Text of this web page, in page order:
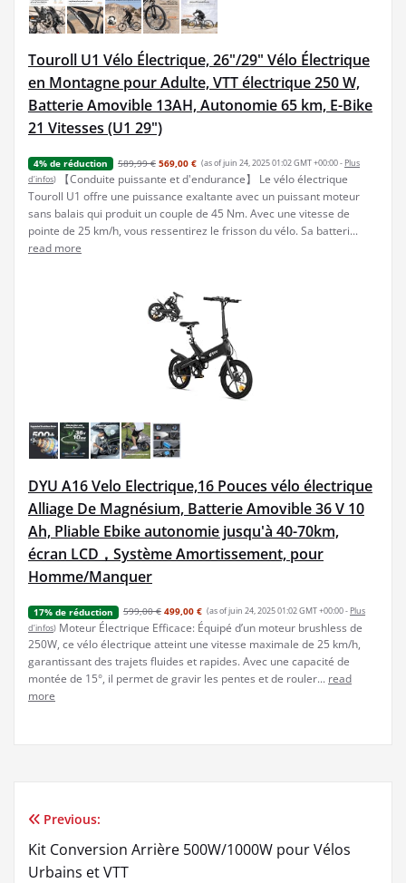
Touroll U1 Vélo Électrique, 26"/29" Vélo Électrique
en Montagne pour Adulte, VTT électrique 250 W,
Batterie Amovible 13AH, Autonomie 65 km, E-Bike
21 Vitesses (U1 29")
4% de réduction 589,99 € 569,00 € (as of juin 24, 2025 01:02 GMT +00:00 - Plus
d’infos)
【Conduite puissante et d'endurance】 Le vélo électrique
Touroll U1 offre une puissance exaltante avec un puissant moteur
sans balais qui produit un couple de 45 Nm. Avec une vitesse de
pointe de 25 km/h, vous ressentirez le frisson du vélo. Sa batteri...
read more
DYU A16 Velo Electrique,16 Pouces vélo électrique
Alliage De Magnésium, Batterie Amovible 36 V 10
Ah, Pliable Ebike autonomie jusqu'à 40-70km,
écran LCD，Système Amortissement, pour
Homme/Manquer
17% de réduction 599,00 € 499,00 € (as of juin 24, 2025 01:02 GMT +00:00 - Plus
d’infos) Moteur Électrique Efficace: Équipé d’un moteur brushless de
250W, ce vélo électrique atteint une vitesse maximale de 25 km/h,
garantissant des trajets fluides et rapides. Avec une capacité de
montée de 15°, il permet de gravir les pentes et de rouler... read
more
Navigation
de
Previous:
Kit Conversion Arrière 500W/1000W pour Vélos
Urbains et VTT